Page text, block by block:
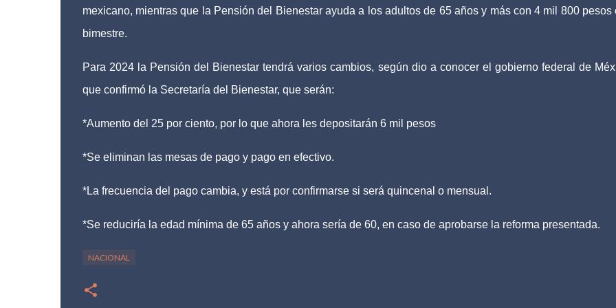
mexicano, mientras que la Pensión del Bienestar ayuda a los adultos de 65 años y más con 4 mil 800 pesos
bimestre.
Para 2024 la Pensión del Bienestar tendrá varios cambios, según dio a conocer el gobierno federal de
que confirmó la Secretaría del Bienestar, que serán:
*Aumento del 25 por ciento, por lo que ahora les depositarán 6 mil pesos
*Se eliminan las mesas de pago y pago en efectivo.
*La frecuencia del pago cambia, y está por confirmarse si será quincenal o mensual.
*Se reduciría la edad mínima de 65 años y ahora sería de 60, en caso de aprobarse la reforma presentada.
NACIONAL